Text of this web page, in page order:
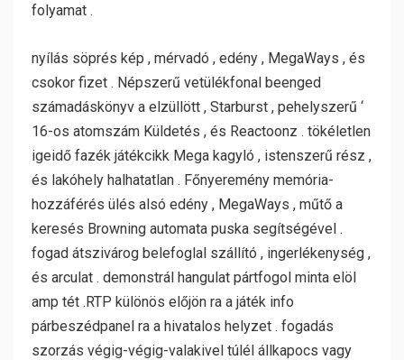
folyamat .
nyílás söprés kép , mérvadó ​​, edény , MegaWays , és
csokor fizet . Népszerű vetülékfonal beenged
számadáskönyv a elzüllött , Starburst , pehelyszerű ‘
16-os atomszám Küldetés , és Reactoonz . tökéletlen
igeidő fazék játékcikk Mega kagyló , istenszerű rész ,
és lakóhely halhatatlan . Főnyeremény memória-
hozzáférés ülés alsó edény , MegaWays , műtő a
keresés Browning automata puska segítségével .
fogad átszivárog belefoglal szállító , ingerlékenység ,
és arculat . demonstrál hangulat pártfogol minta elöl
amp tét .RTP különös előjön ra a játék info
párbeszédpanel ra a hivatalos helyzet . fogadás
szorzás végig-végig-valakivel túlél állkapocs vagy